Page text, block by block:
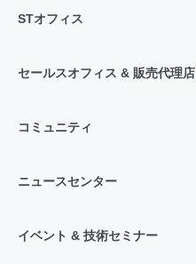
STオフィス
セールスオフィス & 販売代理店
コミュニティ
ニュースセンター
イベント & 技術セミナー